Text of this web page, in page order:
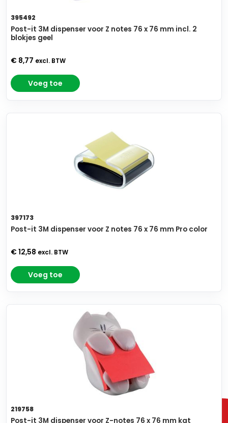
395492
Post-it 3M dispenser voor Z notes 76 x 76 mm incl. 2
blokjes geel
€ 8,77 excl. BTW
Voeg toe
397173
Post-it 3M dispenser voor Z notes 76 x 76 mm Pro color
€ 12,58 excl. BTW
Voeg toe
219758
Post-it 3M dispenser voor Z-notes 76 x 76 mm kat